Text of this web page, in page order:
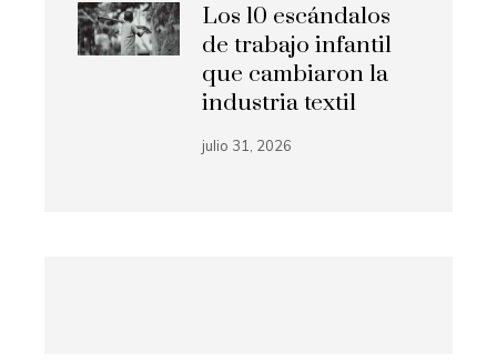
Los 10 escándalos
de trabajo infantil
que cambiaron la
industria textil
julio 31, 2026